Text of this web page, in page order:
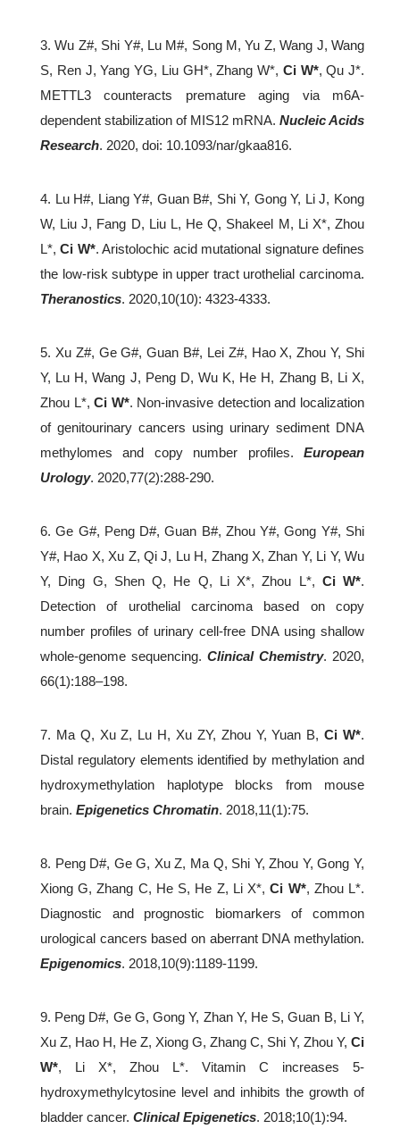
3. Wu Z#, Shi Y#, Lu M#, Song M, Yu Z, Wang J, Wang
S, Ren J, Yang YG, Liu GH*, Zhang W*, Ci W*, Qu J*.
METTL3 counteracts premature aging via m6A-
dependent stabilization of MIS12 mRNA. Nucleic Acids
Research. 2020, doi: 10.1093/nar/gkaa816.
4. Lu H#, Liang Y#, Guan B#, Shi Y, Gong Y, Li J, Kong
W, Liu J, Fang D, Liu L, He Q, Shakeel M, Li X*, Zhou
L*,Ci W*. Aristolochic acid mutational signature defines
the low-risk subtype in upper tract urothelial carcinoma.
Theranostics. 2020,10(10): 4323-4333.
5. Xu Z#, Ge G#, Guan B#, Lei Z#, Hao X, Zhou Y, Shi
Y, Lu H, Wang J, Peng D, Wu K, He H, Zhang B, Li X,
Zhou L*,Ci W*. Non-invasive detection and localization
of genitourinary cancers using urinary sediment DNA
methylomes and copy number profiles. European
Urology. 2020,77(2):288-290.
6. Ge G#, Peng D#, Guan B#, Zhou Y#, Gong Y#, Shi
Y#, Hao X, Xu Z, Qi J, Lu H, Zhang X, Zhan Y, Li Y, Wu
Y, Ding G, Shen Q, He Q, Li X*, Zhou L*, Ci W*.
Detection of urothelial carcinoma based on copy
number profiles of urinary cell-free DNA using shallow
whole-genome sequencing. Clinical Chemistry. 2020,
66(1):188–198.
7. Ma Q, Xu Z, Lu H, Xu ZY, Zhou Y, Yuan B,Ci W*.
Distal regulatory elements identified by methylation and
hydroxymethylation haplotype blocks from mouse
brain. Epigenetics Chromatin. 2018,11(1):75.
8. Peng D#, Ge G, Xu Z, Ma Q, Shi Y, Zhou Y, Gong Y,
Xiong G, Zhang C, He S, He Z, Li X*,Ci W*, Zhou L*.
Diagnostic and prognostic biomarkers of common
urological cancers based on aberrant DNA methylation.
Epigenomics. 2018,10(9):1189-1199.
9. Peng D#, Ge G, Gong Y, Zhan Y, He S, Guan B, Li Y,
Xu Z, Hao H, He Z, Xiong G, Zhang C, Shi Y, Zhou Y, Ci
W*, Li X*, Zhou L*. Vitamin C increases 5-
hydroxymethylcytosine level and inhibits the growth of
bladder cancer. Clinical Epigenetics. 2018;10(1):94.